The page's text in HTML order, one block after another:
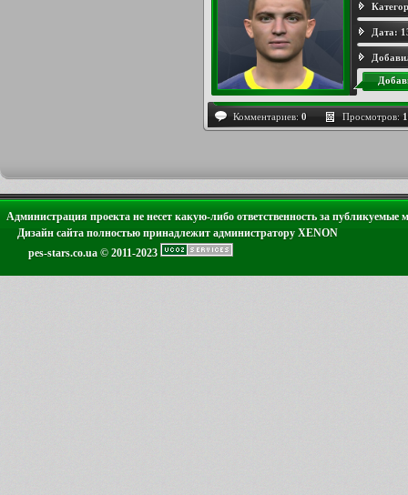
Дата:
Комментариев: 0 Просмотров:
Администрация проекта не несет какую-либо ответственность за публикуемые
Дизайн сайта полностью принадлежит администратору XENON
pes-stars.co.ua © 2011-2023